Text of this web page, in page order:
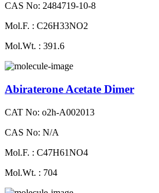
CAS No: 2484719-10-8
Mol.F. : C26H33NO2
Mol.Wt. : 391.6
Abiraterone Acetate Dimer
CAT No: o2h-A002013
CAS No: N/A
Mol.F. : C47H61NO4
Mol.Wt. : 704